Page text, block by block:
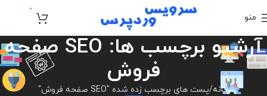
منو
0
آرشیو برچسب ها: SEO صفحه
فروش
خانه پست های برچسب زده شده "SEO صفحه فروش"